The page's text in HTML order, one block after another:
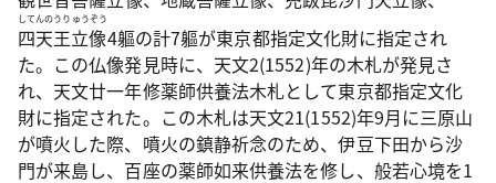
四天王立像
してんのうりゅうぞう
4軀の計7軀が東京都指定文化財に指定され
た。この仏像発見時に、天文2(1552)年の木札が発見さ
れ、天文廿一年修薬師供養法木札として東京都指定文化
財に指定された。この木札は天文21(1552)年9月に三原山
が噴火した際、噴火の鎮静祈念のため、伊豆下田から沙
門が来島し、百座の薬師如来供養法を修し、般若心境を1